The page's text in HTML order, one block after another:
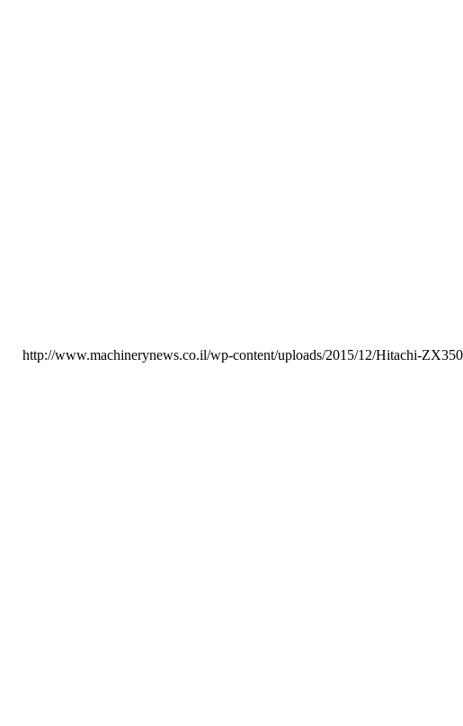
http://www.machinerynews.co.il/wp-content/uploads/2015/12/Hitachi-